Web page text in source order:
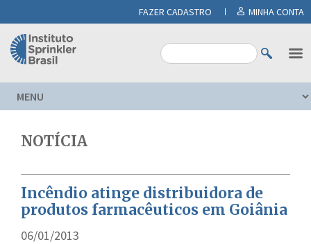
FAZER CADASTRO MINHA CONTA
NOTÍCIA
Incêndio atinge distribuidora de
produtos farmacêuticos em Goiânia
06/01/2013